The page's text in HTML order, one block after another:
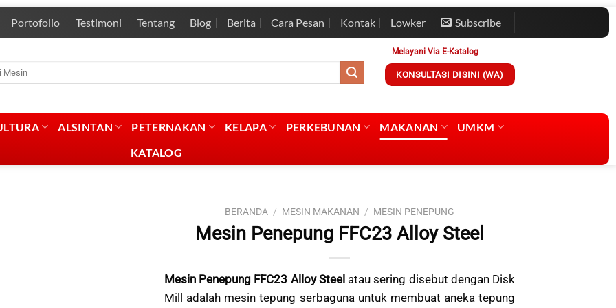
Portofolio Testimoni Tentang Blog Berita Cara Pesan Kontak Lowker Subscribe
Melayani Via E-Katalog
KONSULTASI DISINI (WA)
ALSINTAN PETERNAKAN KELAPA PERKEBUNAN MAKANAN
UMKM
KATALOG
BERANDA / MESIN MAKANAN / MESIN PENEPUNG
Mesin Penepung FFC23 Alloy Steel
Mesin Penepung FFC23 Alloy Steelatau sering disebut dengan Disk
Mill adalah mesin tepung serbaguna untuk membuat aneka tepung